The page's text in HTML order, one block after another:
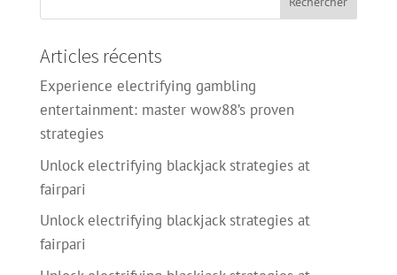
Articles récents
Experience electrifying gambling
entertainment: master wow88’s proven
strategies
Unlock electrifying blackjack strategies at
fairpari
Unlock electrifying blackjack strategies at
fairpari